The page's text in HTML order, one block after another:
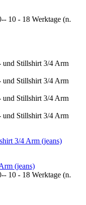
10 - 18 Werktage (n.
(jeans)
10 - 18 Werktage (n.